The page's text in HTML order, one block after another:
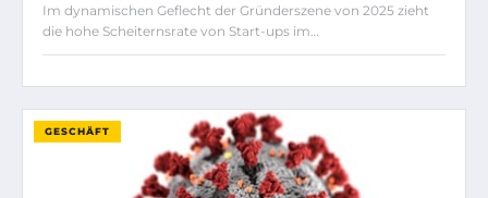
Im dynamischen Geflecht der Gründerszene von 2025 zieht
die hohe Scheiternsrate von Start-ups im…
GESCHÄFT